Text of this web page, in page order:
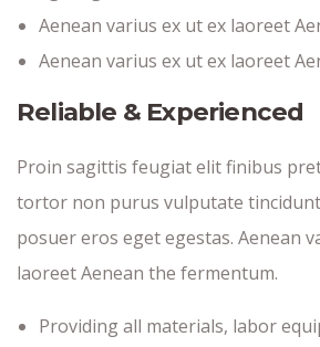
Aenean varius ex ut ex laoreet
Aenean varius ex ut ex laoreet
Reliable & Experienced
Proin sagittis feugiat elit finibus
tortor non purus vulputate
posuer eros eget egestas. Aenean
laoreet Aenean the fermentum.
Providing all materials, labor